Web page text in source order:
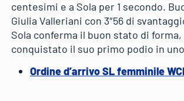
centesimi e a Sola per 1 secondo.
Giulia Valleriani con 3″56 di
Sola conferma il buon stato di
conquistato il suo primo podio in
Ordine d’arrivo SL femminile